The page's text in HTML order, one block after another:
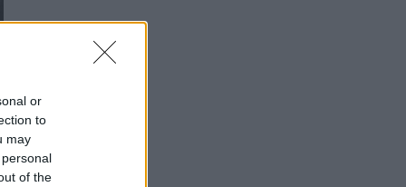
or
to
may
of the